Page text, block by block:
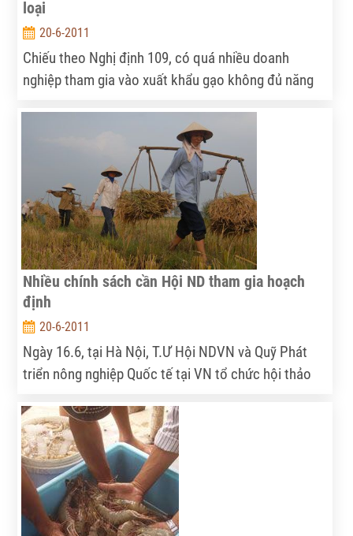
loại
20-6-2011
Chiếu theo Nghị định 109, có quá nhiều doanh
nghiệp tham gia vào xuất khẩu gạo không đủ năng
Nhiều chính sách cần Hội ND tham gia hoạch
định
20-6-2011
Ngày 16.6, tại Hà Nội, T.Ư Hội NDVN và Quỹ Phát
triển nông nghiệp Quốc tế tại VN tổ chức hội thảo
luật sư Hoàng Ngọc Giao - Viện trưởng Viện Chính
sách, Pháp luật và Phát triển, giảng viên lớp tập
huấn về vai trò của Hội ND trong vận động chính
sách.